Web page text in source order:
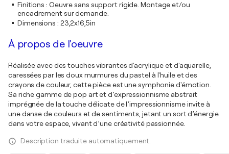
Finitions : Oeuvre sans support rigide. Montage et/ou
encadrement sur demande.
Dimensions : 23,2x16,5in
À propos de l'oeuvre
Réalisée avec des touches vibrantes d'acrylique et d'aquarelle,
caressées par les doux murmures du pastel à l'huile et des
crayons de couleur, cette pièce est une symphonie d'émotion.
Sa riche gamme de pop art et d’expressionnisme abstrait
imprégnée de la touche délicate de l’impressionnisme invite à
une danse de couleurs et de sentiments, jetant un sort d’énergie
dans votre espace, vivant d’une créativité passionnée.
Description traduite automatiquement.